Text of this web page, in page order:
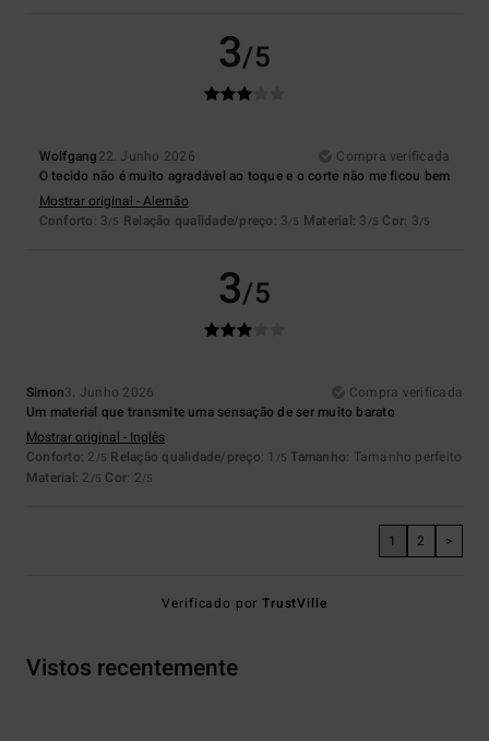
3/5
Wolfgang22. Junho 2026
Compra verificada
O tecido não é muito agradável ao toque e o corte não me ficou bem
Mostrar original - Alemão
Conforto: 3/5 Relação qualidade/preço: 3/5 Material: 3 /5 Cor: 3/5
3/5
Simon3. Junho 2026
Compra verificada
Um material que transmite uma sensação de ser muito barato
Mostrar original - Inglês
Conforto: 2 /5 Relação qualidade/preço: 1 /5 Tamanho: Tamanho perfeito
Material: 2 /5 Cor: 2/5
1 2 >
Verificado porTrustVille
Vistos recentemente